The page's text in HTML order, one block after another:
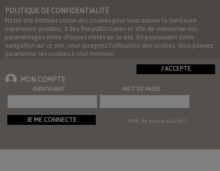
POLITIQUE DE CONFIDENTIALITÉ
Notre site internet utilise des cookies pour vous assurer la meilleure
expérience possible, à des fins publicitaires et afin de mémoriser vos
paramétrages entre chaques visites sur le site. En poursuivant votre
navigation sur ce site, vous acceptez l'utilisation des cookies. Vous pouvez
paramétrer les cookies à tout moment.
J'ACCEPTE
MON COMPTE
IDENTIFIANT MOT DE PASSE
JE ME CONNECTE Mot de passe oublié ?